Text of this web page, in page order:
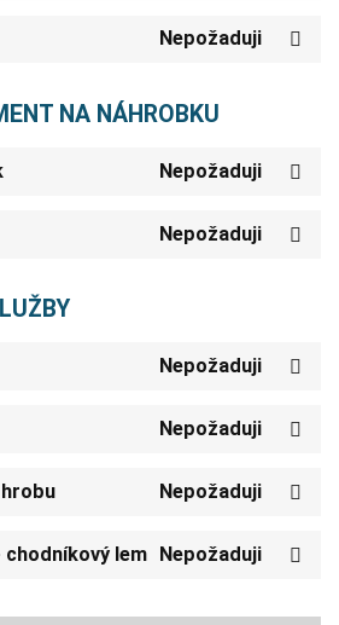
Nepožaduji
NA NÁHROBKU
Nepožaduji
Nepožaduji
Nepožaduji
Nepožaduji
Nepožaduji
lem Nepožaduji